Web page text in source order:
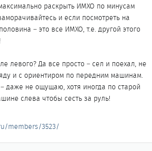
раскрыть ИМХО по минусам
и если посмотреть на
– это все ИМХО, т.е. другой этого
левого? Да все просто – сел и поехал, не
и с ориентиром по передним машинам.
даже не ощущаю, хотя иногда по старой
слева чтобы сесть за руль!
members/3523/